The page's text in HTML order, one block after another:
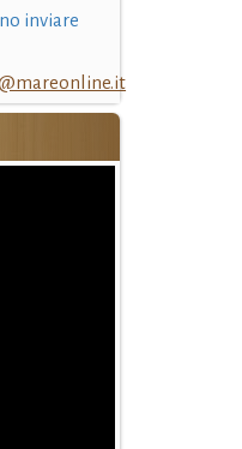
inviare